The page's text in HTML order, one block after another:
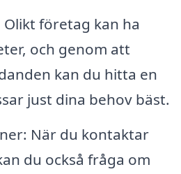
företag kan ha
och genom att
kan du hitta en
just dina behov bäst.
När du kontaktar
du också fråga om